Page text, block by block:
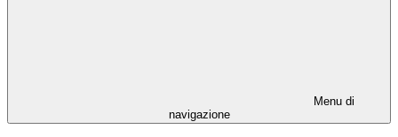
Menu di
navigazione